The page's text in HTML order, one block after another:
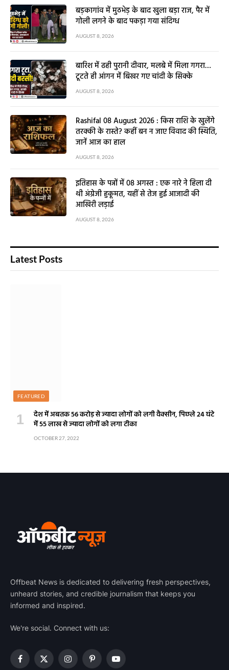
बड़कागांव में मुठभेड़ के बाद खुला बड़ा राज, पैर में
गोली लगने के बाद पकड़ा गया संदिग्ध
AUGUST 8, 2026
बारिश में ढही पुरानी दीवार, मलबे में मिला गगरा…
टूटते ही आंगन में बिखर गए चांदी के सिक्के
AUGUST 8, 2026
Rashifal 08 August 2026 : किस राशि के खुलेंगे
तरक्की के रास्ते? कहीं बन न जाए विवाद की स्थिति,
जानें आज का हाल
AUGUST 8, 2026
इतिहास के पन्नों में 08 अगस्त : एक नारे ने हिला दी
थी अंग्रेजी हुकूमत, यहीं से तेज हुई आजादी की
आखिरी लड़ाई
AUGUST 8, 2026
Latest Posts
FEATURED
देश में अबतक 56 करोड़ से ज्यादा लोगों को लगी वैक्सीन, पिछले 24 घंटे
में 55 लाख से ज्यादा लोगों को लगा टीका
OCTOBER 27, 2022
Offbeat News is dedicated to delivering fresh perspectives,
unheard stories, and credible journalism that keeps you
informed and inspired.
We're social. Connect with us:
Facebook
X
InstagramPinterestYouTube